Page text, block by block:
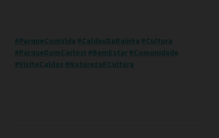
#ParqueComVida #CaldasDaRainha #Cultura
#ParqueDomCarlosI #BemEstar #Comunidade
#VisiteCaldas #NaturezaECultura